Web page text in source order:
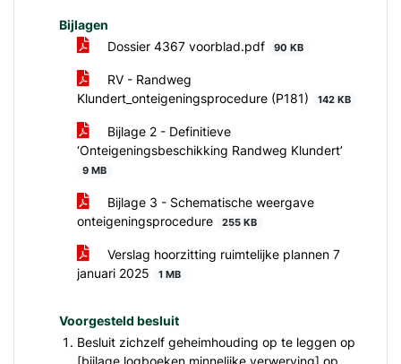
Bijlagen
Dossier 4367 voorblad.pdf
90 KB
RV - Randweg
Klundert_onteigeningsprocedure (P181)
142 KB
Bijlage 2 - Definitieve
‘Onteigeningsbeschikking Randweg Klundert’
9 MB
Bijlage 3 - Schematische weergave
onteigeningsprocedure
255 KB
Verslag hoorzitting ruimtelijke plannen 7
januari 2025
1 MB
Voorgesteld besluit
Besluit zichzelf geheimhouding op te leggen op
[bijlage logboeken minnelijke verwerving] op